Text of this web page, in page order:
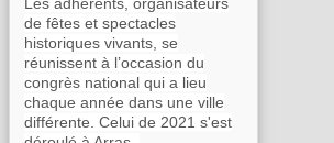
de fêtes et spectacles
historiques vivants, se
réunissent à l’occasion du
congrès national qui a lieu
chaque année dans une ville
différente. Celui de 2021 s'est